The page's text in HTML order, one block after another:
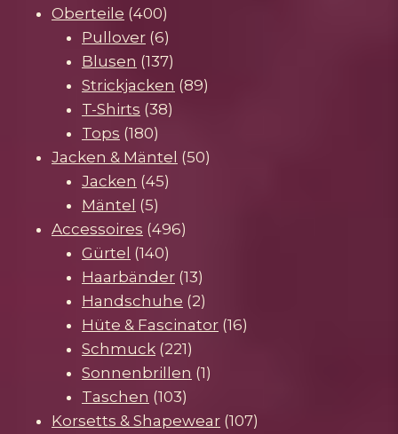
Produkte
Oberteile 400400
Produkte
Pullover 66
Produkte
Blusen 137137
Produkte
Strickjacken 8989
T-Shirts 3838
Tops 180180
Produkte
Jacken & Mäntel 5050
Jacken 4545
Mäntel 55
Produkte
Accessoires 496496
Gürtel 140140
Produkte
Haarbänder 1313
Produkte
Handschuhe 22
Produkte
Hüte & Fascinator 1616
Schmuck 221221
Produkte
Sonnenbrillen 11
Taschen 103103
Produkte
Korsetts & Shapewear 107107